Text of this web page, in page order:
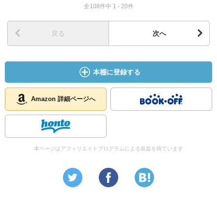
通じる相手ということである。
知的に話が通じるためには、充分な予備知識と理解力を持
っているなと
相手に思ってもらわなければならない。
頭の中の発酵過程、頭の中で考えがまとまっていく過程そ
のものについては何も方法論がない。
酒造りにおいては、桶に材料と酵母を入れたら、あとは酵
母に頑張ってもらって発酵が
起こるのを待つよりほかにない。それと同じように、
考える素材となるものをあれこれ頭の中に詰め込んだら、
あとは頭の中で何か考えが熟して、
人に伝えるべき何事かが出てくるのを待つしかない。
国語辞典の一語一語を良く検討してみると良い。これは書
くときには思い出せなかったが
全108件中 1 - 20件
戻る 次へ
本棚に登録する
Amazon 詳細ページへ
本ページはアフィリエイトプログラムによる収益を得ています